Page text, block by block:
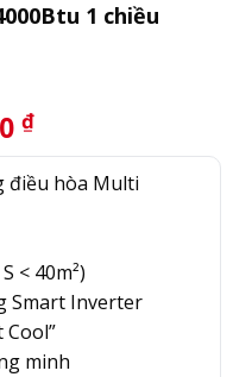
1 chiều
₫Giá
hiện
tại
điều hòa Multi
< 40m²)
Smart Inverter
minh